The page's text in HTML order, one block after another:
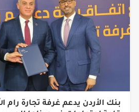
بنك الأردن يدعم غرفة تجارة رام